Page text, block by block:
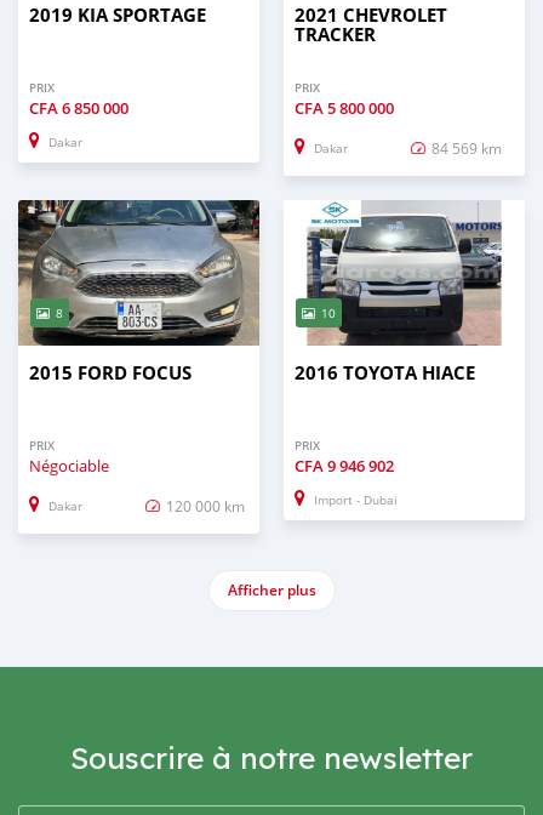
2019 KIA SPORTAGE
PRIX
CFA 6 850 000
Dakar
2021 CHEVROLET
TRACKER
PRIX
CFA 5 800 000
Dakar 84 569 km
8
2015 FORD FOCUS
PRIX
Négociable
Dakar 120 000 km
10
2016 TOYOTA HIACE
PRIX
CFA 9 946 902
Import - Dubai
Afficher plus
Souscrire à notre newsletter